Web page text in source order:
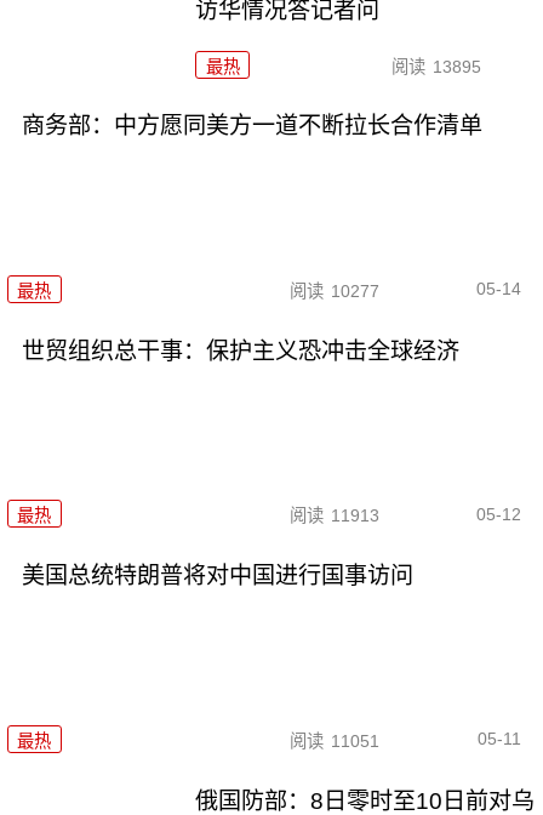
访华情况答记者问
最热 阅读 13895
商务部：中方愿同美方一道不断拉长合作清单
最热 阅读 10277 05-14
世贸组织总干事：保护主义恐冲击全球经济
最热 阅读 11913 05-12
美国总统特朗普将对中国进行国事访问
最热 阅读 11051 05-11
俄国防部：8日零时至10日前对乌